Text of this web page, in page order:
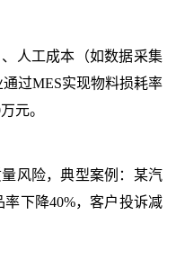
人工成本（如数据采集
通过MES实现物料损耗率
元。
风险，典型案例：某汽
率下降40%，客户投诉减